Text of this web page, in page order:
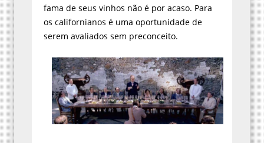
fama de seus vinhos não é por acaso. Para
os californianos é uma oportunidade de
serem avaliados sem preconceito.